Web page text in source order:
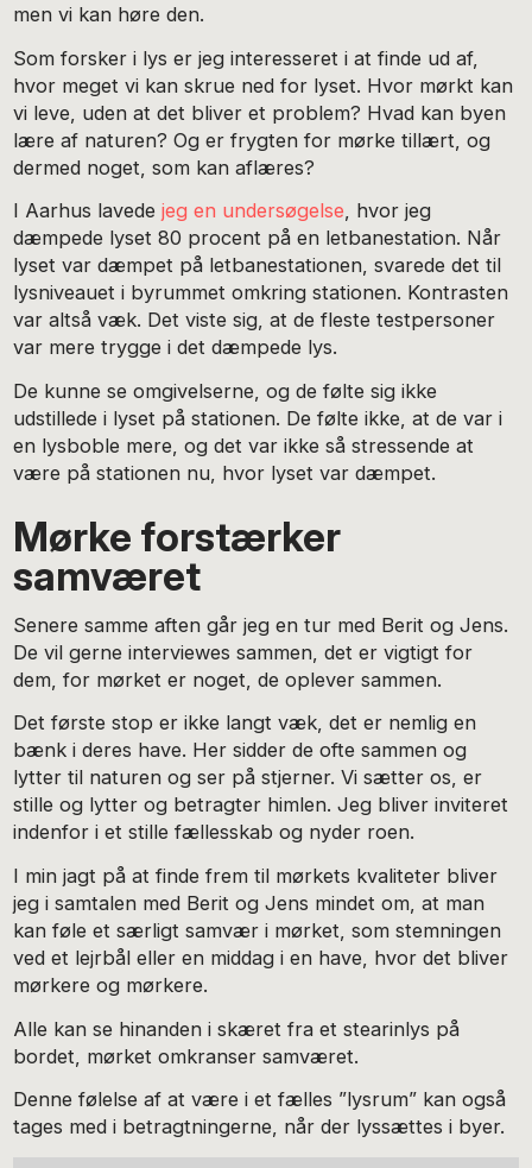
men vi kan høre den.
Som forsker i lys er jeg interesseret i at finde ud af,
hvor meget vi kan skrue ned for lyset. Hvor mørkt kan
vi leve, uden at det bliver et problem? Hvad kan byen
lære af naturen? Og er frygten for mørke tillært, og
dermed noget, som kan aflæres?
I Aarhus lavedejeg en undersøgelse, hvor jeg
dæmpede lyset 80 procent på en letbanestation. Når
lyset var dæmpet på letbanestationen, svarede det til
lysniveauet i byrummet omkring stationen. Kontrasten
var altså væk. Det viste sig, at de fleste testpersoner
var mere trygge i det dæmpede lys.
De kunne se omgivelserne, og de følte sig ikke
udstillede i lyset på stationen. De følte ikke, at de var i
en lysboble mere, og det var ikke så stressende at
være på stationen nu, hvor lyset var dæmpet.
Mørke forstærker
samværet
Senere samme aften går jeg en tur med Berit og Jens.
De vil gerne interviewes sammen, det er vigtigt for
dem, for mørket er noget, de oplever sammen.
Det første stop er ikke langt væk, det er nemlig en
bænk i deres have. Her sidder de ofte sammen og
lytter til naturen og ser på stjerner. Vi sætter os, er
stille og lytter og betragter himlen. Jeg bliver inviteret
indenfor i et stille fællesskab og nyder roen.
I min jagt på at finde frem til mørkets kvaliteter bliver
jeg i samtalen med Berit og Jens mindet om, at man
kan føle et særligt samvær i mørket, som stemningen
ved et lejrbål eller en middag i en have, hvor det bliver
mørkere og mørkere.
Alle kan se hinanden i skæret fra et stearinlys på
bordet, mørket omkranser samværet.
Denne følelse af at være i et fælles ”lysrum” kan også
tages med i betragtningerne, når der lyssættes i byer.